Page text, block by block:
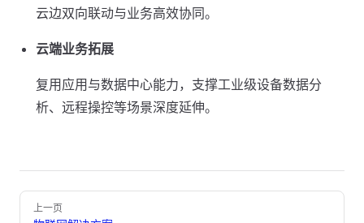
云边双向联动与业务高效协同。
云端业务拓展
复用应用与数据中心能力，支撑工业级设备数据分
析、远程操控等场景深度延伸。
Pager
上一页